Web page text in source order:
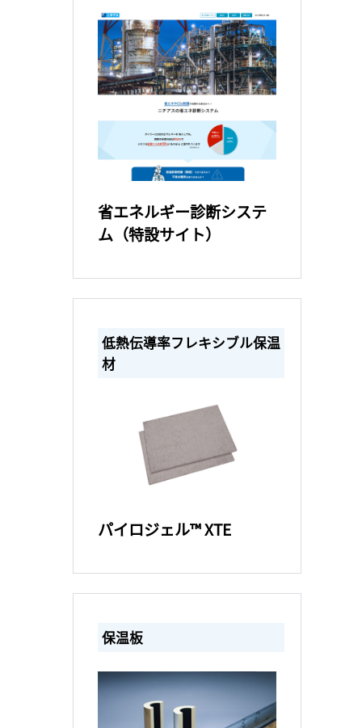
省エネルギー診断システ
ム（特設サイト）
低熱伝導率フレキシブル保温
材
パイロジェル™ XTE
保温板